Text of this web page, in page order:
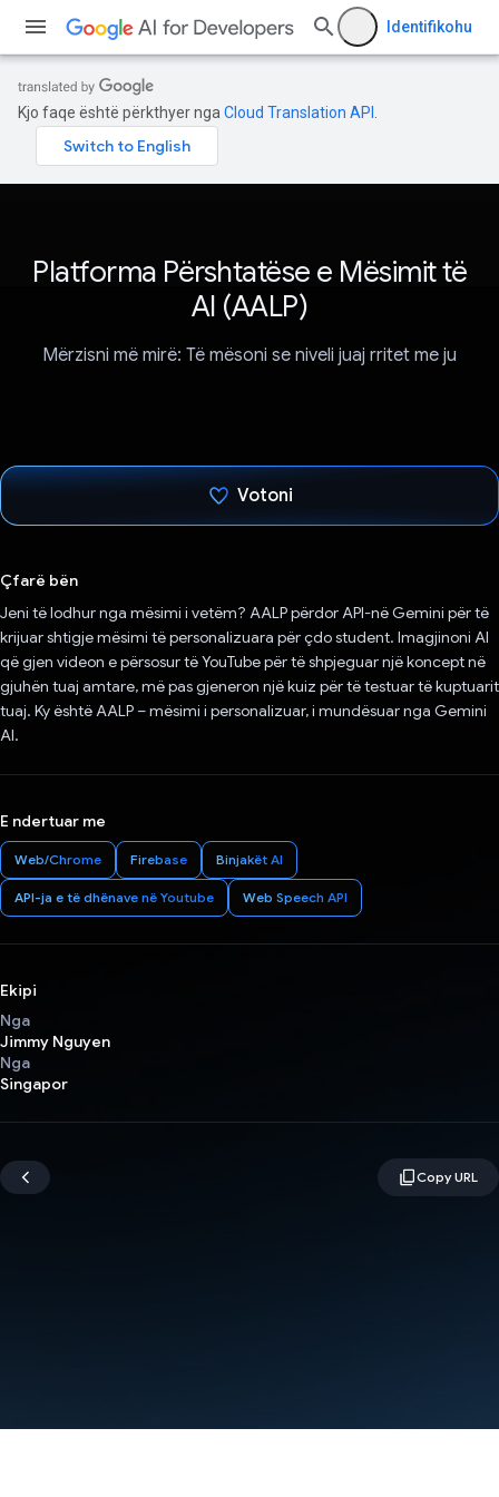
Identifikohu
Kjo faqe është përkthyer nga Cloud Translation API
Platforma Përshtatëse e Mësimit të
AI (AALP)
Mërzisni më mirë: Të mësoni se niveli juaj rritet me ju
Votoni
Çfarë bën
Jeni të lodhur nga mësimi i vetëm? AALP përdor API-në Gemini për të
krijuar shtigje mësimi të personalizuara për çdo student. Imagjinoni AI
që gjen videon e përsosur të YouTube për të shpjeguar një koncept në
gjuhën tuaj amtare, më pas gjeneron një kuiz për të testuar të kuptuarit
tuaj. Ky është AALP – mësimi i personalizuar, i mundësuar nga Gemini
AI.
E ndertuar me
Web/Chrome Firebase Binjakët AI
API-ja e të dhënave në Youtube Web Speech API
Ekipi
Nga
Jimmy Nguyen
Nga
Singapor